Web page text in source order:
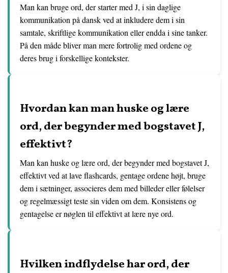
Man kan bruge ord, der starter med J, i sin daglige
kommunikation på dansk ved at inkludere dem i sin
samtale, skriftlige kommunikation eller endda i sine tanker.
På den måde bliver man mere fortrolig med ordene og
deres brug i forskellige kontekster.
Hvordan kan man huske og lære
ord, der begynder med bogstavet J,
effektivt?
Man kan huske og lære ord, der begynder med bogstavet J,
effektivt ved at lave flashcards, gentage ordene højt, bruge
dem i sætninger, associeres dem med billeder eller følelser
og regelmæssigt teste sin viden om dem. Konsistens og
gentagelse er nøglen til effektivt at lære nye ord.
Hvilken indflydelse har ord, der